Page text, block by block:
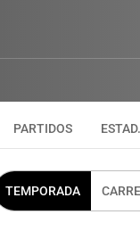
PARTIDOS
TEMPORADA